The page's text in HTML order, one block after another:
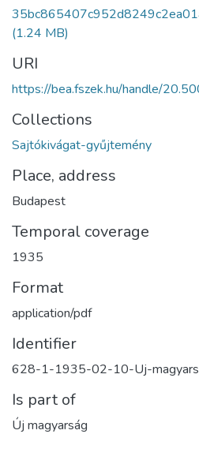
(1.24 MB)
URI
https://bea.fszek.hu/handle/
Collections
Sajtókivágat-gyűjtemény
Place, address
Budapest
Temporal coverage
1935
Format
application/pdf
Identifier
628-1-1935-02-10-Uj-
Is part of
Új magyarság